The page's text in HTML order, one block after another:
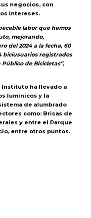
negocios, con
intereses.
labor que hemos
mejorando,
del 2024 a la fecha, 60
biciusuarios registrados
Público de Bicicletas”,
ha llevado a
lumínicos y la
de alumbrado
como: Brisas de
y entre el Parque
entre otros puntos.